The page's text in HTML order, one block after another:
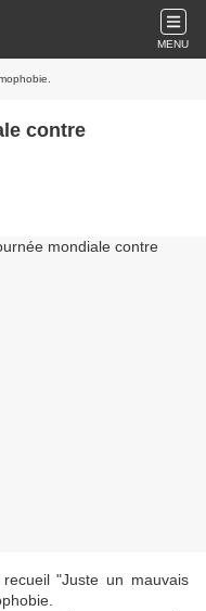
MENU
contre
"Juste un mauvais